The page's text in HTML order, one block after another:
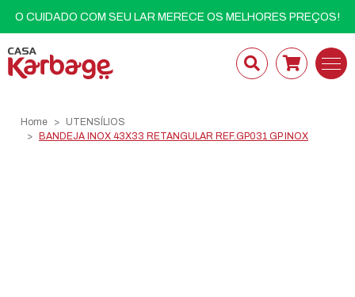
O CUIDADO COM SEU LAR MERECE OS MELHORES PREÇOS!
Home
UTENSÍLIOS
BANDEJA INOX 43X33 RETANGULAR REF.GP031 GP INOX